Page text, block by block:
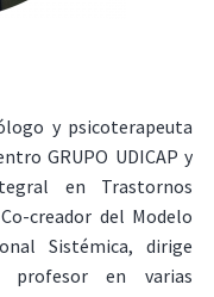
y psicoterapeuta
GRUPO UDICAP y
en Trastornos
creador del Modelo
Sistémica, dirige
en varias